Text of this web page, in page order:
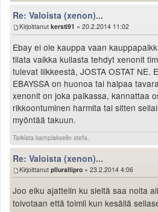
Re: Valoista (xenon)...
Kirjoittanut kersti91 » 20.2.2014 11:02
Ebay ei ole kauppa vaan
tilata vaikka kullasta tehdyt xenonit
tulevat liikkeestä, JOSTA OSTAT NE.
EBAYSSA on huonoa tai halpaa
xenonit on joka paikassa, kannattaa
rikkoontuminen harmita tai sitten
myöntää takuun.
Tarkista kampiakselin stefa.
Re: Valoista (xenon)...
Kirjoittanut pllurallipro » 23.2.2014 4:06
Joo eiku ajattelin ku sieltä saa noita
toivotaan että toimii kun kesällä